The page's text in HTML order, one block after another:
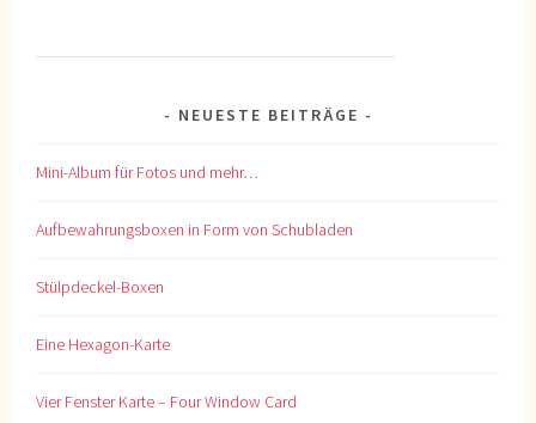
NEUESTE BEITRÄGE
Mini-Album für Fotos und mehr…
Aufbewahrungsboxen in Form von Schubladen
Stülpdeckel-Boxen
Eine Hexagon-Karte
Vier Fenster Karte – Four Window Card